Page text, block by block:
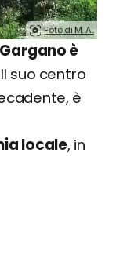
Foto di M. A..
è
Il suo centro
è
locale, in